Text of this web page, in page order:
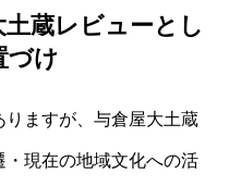
土蔵レビューとし
づけ
ますが、与倉屋大土蔵
現在の地域文化への活